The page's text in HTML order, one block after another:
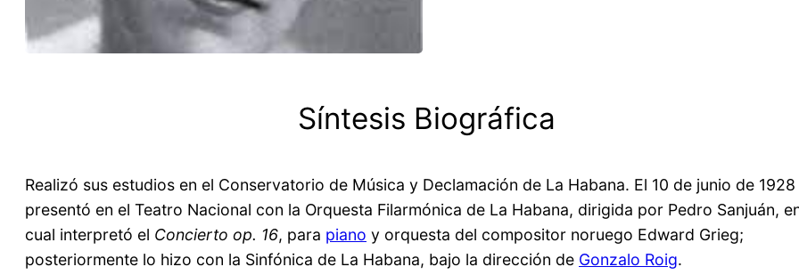
Síntesis Biográfica
Realizó sus estudios en el Conservatorio de Música y Declamación de La Habana. El 10 de junio de 1928
presentó en el Teatro Nacional con la Orquesta Filarmónica de La Habana, dirigida por Pedro Sanjuán,
cual interpretó el Concierto op. 16, para piano y orquesta del compositor noruego Edward Grieg;
posteriormente lo hizo con la Sinfónica de La Habana, bajo la dirección de Gonzalo Roig.